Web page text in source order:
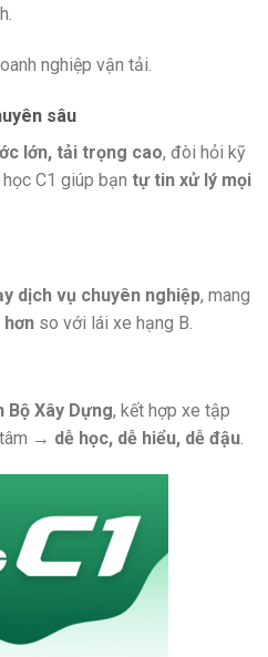
nghiệp vận tải.
sâu
lớn, tải trọng cao, đòi hỏi kỹ
C1 giúp bạn tự tin xử lý mọi
dịch vụ chuyên nghiệp, mang
hơn so với lái xe hạng B.
Bộ Xây Dựng, kết hợp xe tập
→ dễ học, dễ hiểu, dễ đậu